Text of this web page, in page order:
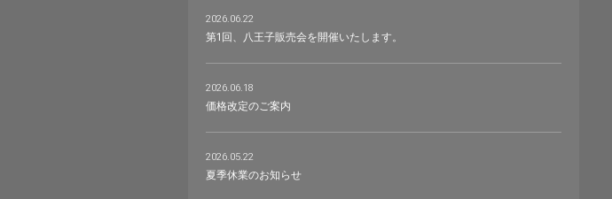
2026.06.22
第1回、八王子販売会を開催いたします。
2026.06.18
価格改定のご案内
2026.05.22
夏季休業のお知らせ